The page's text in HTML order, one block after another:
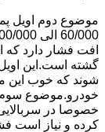
موضوع دوم اویل
افت فشار دارد که
گشته است.این
شوند که خوب این
خودرو.موضوع
خصوصا در
کرده و نیاز است